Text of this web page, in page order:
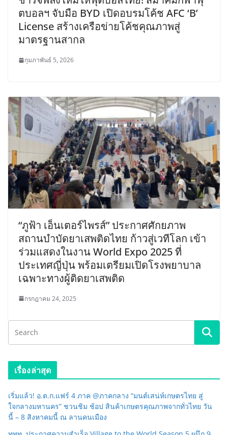
ตบอลฯ จับมือ BYD เปิดอบรมโค้ช AFC ‘B’
License สร้างเครือข่ายโค้ชคุณภาพสู่
มาตรฐานสากล
กุมภาพันธ์ 5, 2026
“ภูฟ้า เอ็นเตอร์ไพรส์” ประกาศศักยภาพ
สถานบำบัดยาเสพติดไทย ก้าวสู่เวทีโลก เข้า
ร่วมแสดงในงาน World Expo 2025 ที่
ประเทศญี่ปุ่น พร้อมเตรียมเปิดโรงพยาบาล
เฉพาะทางผู้ติดยาเสพติด
กรกฎาคม 24, 2025
เรื่องล่าสุด
เริ่มแล้ว! อ.ต.ก.แฟร์ 4 ภาค @ภาคกลาง “มนต์เสน่ห์เกษตรไทย สู่
ใจกลางมหานคร” ชวนชิม ช้อป สินค้าเกษตรคุณภาพจากทั่วไทย วัน
นี้ – 8 สิงหาคมนี้ ณ ลานคนเมือง